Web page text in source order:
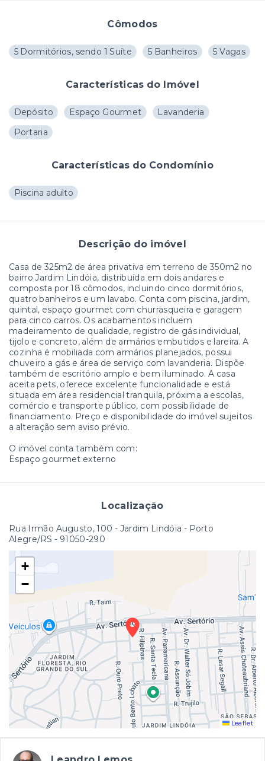
Cômodos
5 Dormitórios, sendo 1 Suíte 5 Banheiros 5 Vagas
Características do Imóvel
Depósito Espaço Gourmet
Lavanderia
Portaria
Características do Condomínio
Piscina adulto
Descrição do imóvel
Casa de 325m2 de área privativa em terreno de 350m2 no
bairro Jardim Lindóia, distribuída em dois andares e
composta por 18 cômodos, incluindo cinco dormitórios,
quatro banheiros e um lavabo. Conta com piscina, jardim,
quintal, espaço gourmet com churrasqueira e garagem
para cinco carros. Os acabamentos incluem
madeiramento de qualidade, registro de gás individual,
tijolo e concreto, além de armários embutidos e lareira. A
cozinha é mobiliada com armários planejados, possui
chuveiro a gás e área de serviço com lavanderia. Dispõe
também de escritório amplo e bem iluminado. A casa
aceita pets, oferece excelente funcionalidade e está
situada em área residencial tranquila, próxima a escolas,
comércio e transporte público, com possibilidade de
financiamento. Preço e disponibilidade do imóvel sujeitos
a alteração sem aviso prévio.
O imóvel conta também com:
Espaço gourmet externo
Localização
Rua Irmão Augusto, 100 - Jardim Lindóia - Porto
Alegre/RS - 91050-290
+
−
Leaflet